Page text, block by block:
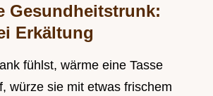
Gesundheitstrunk:
Erkältung
fühlst, wärme eine Tasse
würze sie mit etwas frischem